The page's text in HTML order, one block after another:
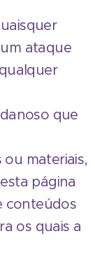
ataque
que
materiais,
página
conteúdos
os quais a